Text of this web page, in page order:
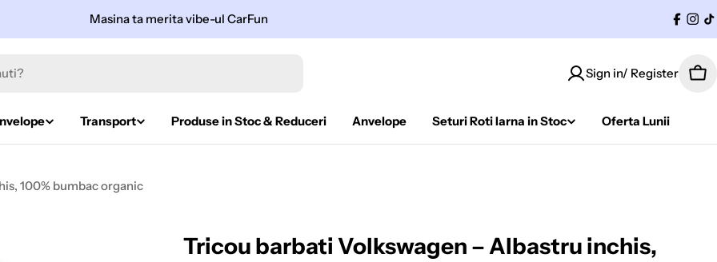
Masina ta merita vibe-ul CarFun
Sign in/ Register
Transport Produse in Stoc & Reduceri Anvelope Seturi Roti Iarna in Stoc Oferta Lunii
100% bumbac organic
Tricou barbati Volkswagen – Albastru inchis,